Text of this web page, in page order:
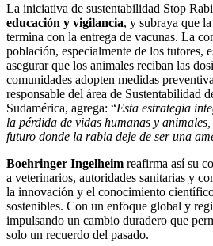
La iniciativa de sustentabilidad Stop
educación y vigilancia, y subraya que
termina con la entrega de vacunas. La
población, especialmente de los tutores,
asegurar que los animales reciban las
comunidades adopten medidas
responsable del área de Sustentabilidad
Sudamérica, agrega: “Esta estrategia
la pérdida de vidas humanas y
futuro donde la rabia deje de ser una
Boehringer Ingelheim reafirma así su
a veterinarios, autoridades sanitarias y
la innovación y el conocimiento
sostenibles. Con un enfoque global y
impulsando un cambio duradero que
solo un recuerdo del pasado.